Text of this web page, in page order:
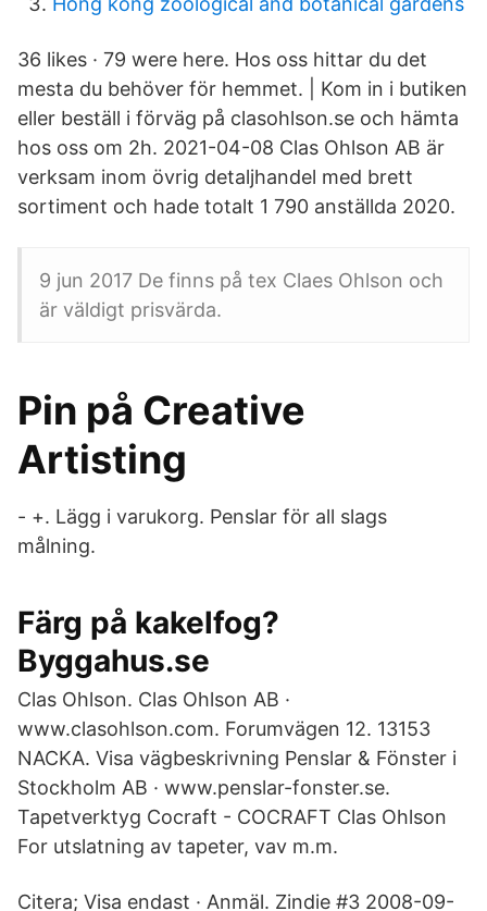
36 likes · 79 were here. Hos oss hittar du det
mesta du behöver för hemmet. | Kom in i butiken
eller beställ i förväg på clasohlson.se och hämta
hos oss om 2h. 2021-04-08 Clas Ohlson AB är
verksam inom övrig detaljhandel med brett
sortiment och hade totalt 1 790 anställda 2020.
9 jun 2017 De finns på tex Claes Ohlson och
är väldigt prisvärda.
Pin på Creative
Artisting
- +. Lägg i varukorg. Penslar för all slags
målning.
Färg på kakelfog?
Byggahus.se
Clas Ohlson. Clas Ohlson AB ·
www.clasohlson.com. Forumvägen 12. 13153
NACKA. Visa vägbeskrivning Penslar & Fönster i
Stockholm AB · www.penslar-fonster.se.
Tapetverktyg Cocraft - COCRAFT Clas Ohlson
For utslatning av tapeter, vav m.m.
Citera; Visa endast · Anmäl. Zindie #3 2008-09-